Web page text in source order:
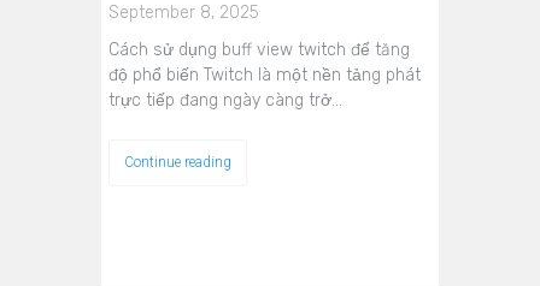
September 8, 2025
Cách sử dụng buff view twitch để tăng
độ phổ biến Twitch là một nền tảng phát
trực tiếp đang ngày càng trở…
Continue reading